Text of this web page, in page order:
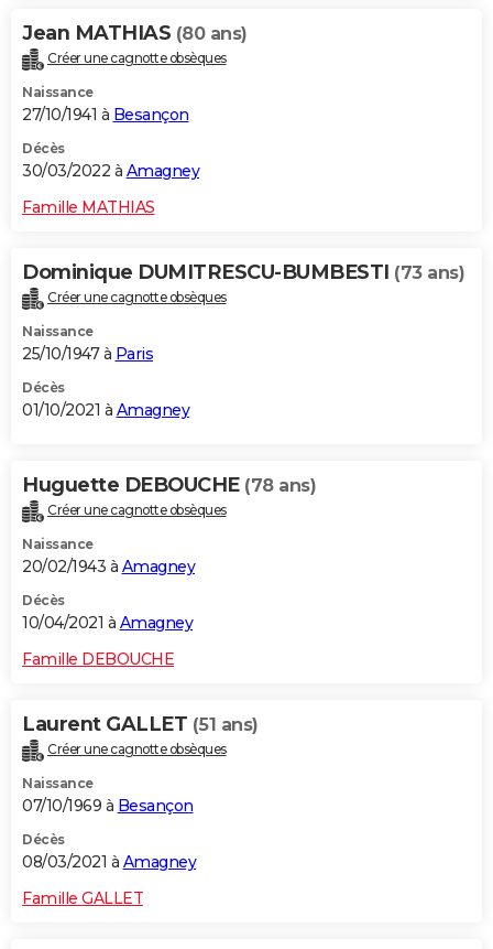
Jean MATHIAS (80 ans)
Créer une cagnotte obsèques
Naissance
27/10/1941 à Besançon
Décès
30/03/2022 à Amagney
Famille MATHIAS
Dominique DUMITRESCU-BUMBESTI (73 ans)
Créer une cagnotte obsèques
Naissance
25/10/1947 à Paris
Décès
01/10/2021 à Amagney
Huguette DEBOUCHE (78 ans)
Créer une cagnotte obsèques
Naissance
20/02/1943 à Amagney
Décès
10/04/2021 à Amagney
Famille DEBOUCHE
Laurent GALLET (51 ans)
Créer une cagnotte obsèques
Naissance
07/10/1969 à Besançon
Décès
08/03/2021 à Amagney
Famille GALLET